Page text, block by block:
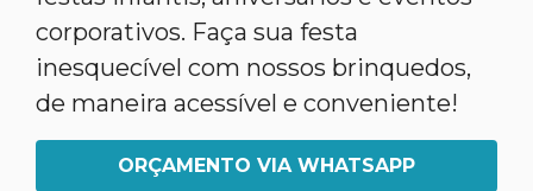
corporativos. Faça sua festa
inesquecível com nossos brinquedos,
de maneira acessível e conveniente!
ORÇAMENTO VIA WHATSAPP